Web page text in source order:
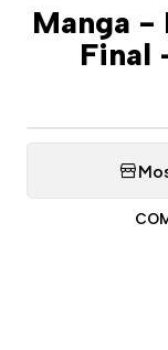
Manga -
Final